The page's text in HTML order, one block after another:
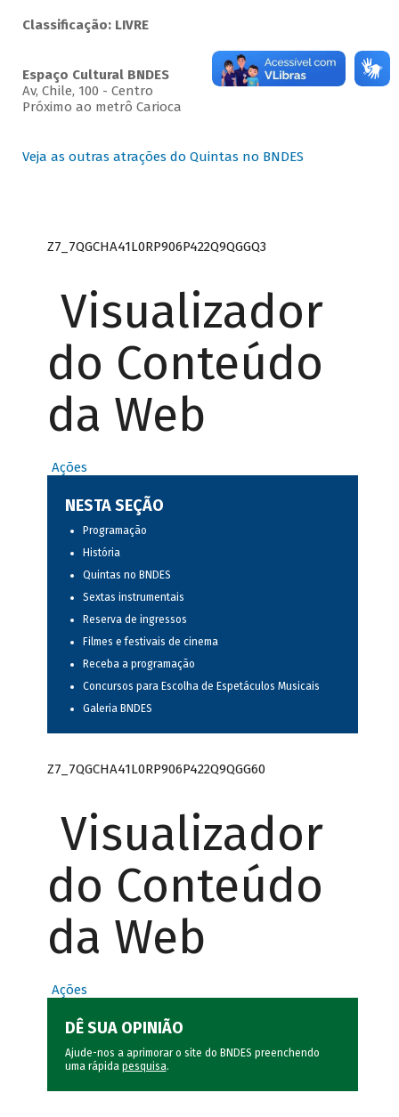
Classificação: LIVRE
Espaço Cultural BNDES
Av, Chile, 100 - Centro
Próximo ao metrô Carioca
Veja as outras atrações do Quintas no BNDES
Z7_7QGCHA41L0RP906P422Q9QGGQ3
Visualizador
do Conteúdo
da Web
Ações
NESTA SEÇÃO
Programação
História
Quintas no BNDES
Sextas instrumentais
Reserva de ingressos
Filmes e festivais de cinema
Receba a programação
Concursos para Escolha de Espetáculos Musicais
Galeria BNDES
Z7_7QGCHA41L0RP906P422Q9QGG60
Visualizador
do Conteúdo
da Web
Ações
DÊ SUA OPINIÃO
Ajude-nos a aprimorar o site do BNDES preenchendo
uma rápida pesquisa.